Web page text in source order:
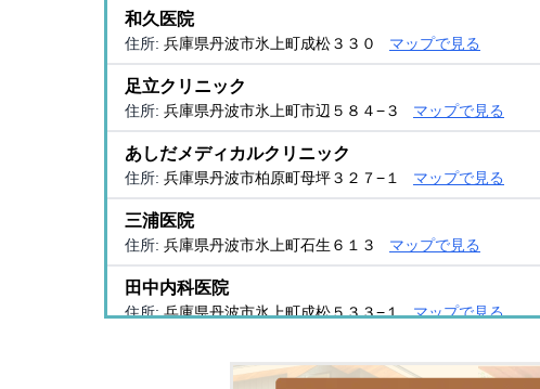
和久医院
住所: 兵庫県丹波市氷上町成松３３０ マップで見る
足立クリニック
住所: 兵庫県丹波市氷上町市辺５８４−３ マップで見る
あしだメディカルクリニック
住所: 兵庫県丹波市柏原町母坪３２７−１ マップで見る
三浦医院
住所: 兵庫県丹波市氷上町石生６１３ マップで見る
田中内科医院
住所:兵庫県丹波市氷上町成松５３３−１ マップで見る
兵庫県丹波市氷上町成松４９４−１ マップで見る